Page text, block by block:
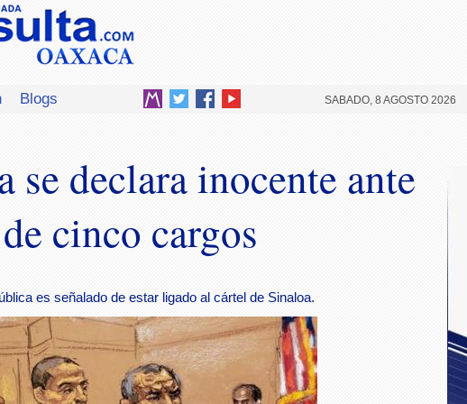
Blogs SABADO, 8 AGOSTO 2026
se declara inocente ante
cinco cargos
es señalado de estar ligado al cártel de Sinaloa.